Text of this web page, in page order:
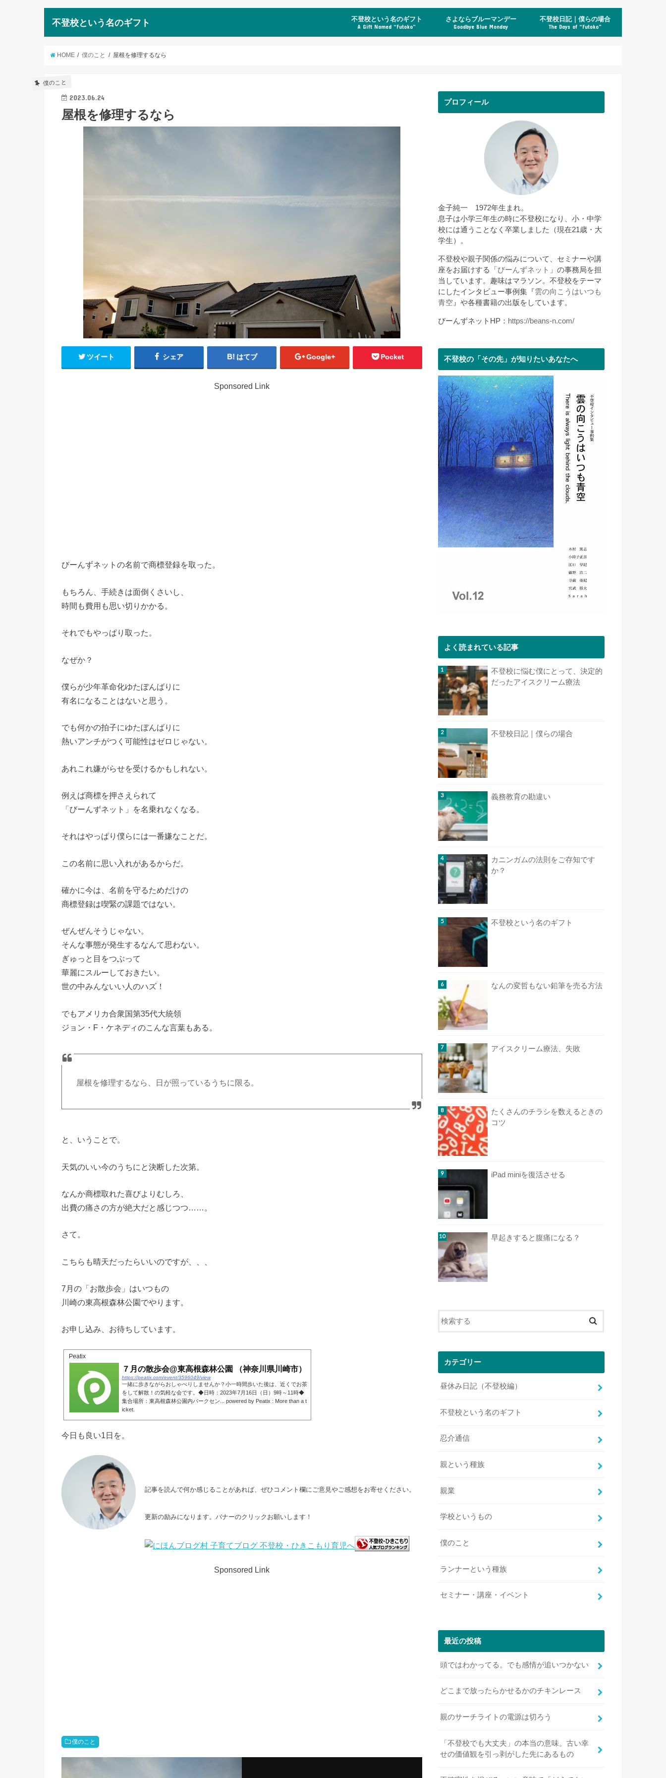
不登校という名のギフト 不登校という名のギフト
A Gift Named “Futoko”
さよならブルーマンデー
Goodbye Blue Monday
不登校日記｜僕らの場合
The Days of “Futoko”
HOME 僕のこと 屋根を修理するなら
僕のこと
2023.06.24
屋根を修理するなら
ツイート シェア はてブ Google+ Pocket
Sponsored Link
びーんずネットの名前で商標登録を取った。
もちろん、手続きは面倒くさいし、
時間も費用も思い切りかかる。
それでもやっぱり取った。
なぜか？
僕らが少年革命化ゆたぼんばりに
有名になることはないと思う。
でも何かの拍子にゆたぼんばりに
熱いアンチがつく可能性はゼロじゃない。
あれこれ嫌がらせを受けるかもしれない。
例えば商標を押さえられて
「びーんずネット」を名乗れなくなる。
それはやっぱり僕らには一番嫌なことだ。
この名前に思い入れがあるからだ。
確かに今は、名前を守るためだけの
商標登録は喫緊の課題ではない。
ぜんぜんそうじゃない。
そんな事態が発生するなんて思わない。
ぎゅっと目をつぶって
華麗にスルーしておきたい。
世の中みんないい人のハズ！
でもアメリカ合衆国第35代大統領
ジョン・F・ケネディのこんな言葉もある。
屋根を修理するなら、日が照っているうちに限る。
と、いうことで。
天気のいい今のうちにと決断した次第。
なんか商標取れた喜びよりむしろ、
出費の痛さの方が絶大だと感じつつ……。
さて。
こちらも晴天だったらいいのですが、、、
7月の「お散歩会」はいつもの
川崎の東高根森林公園でやります。
お申し込み、お待ちしています。
Peatix
７月の散歩会@東高根森林公園 （神奈川県川崎市）
https://peatix.com/event/3596049/view
一緒に歩きながらおしゃべりしませんか？小一時間歩いた後は、近くでお茶
をして解散！の気軽な会です。◆日時：2023年7月16日（日）9時～11時◆
集合場所：東高根森林公園内パークセン... powered by Peatix : More than a t
icket.
今日も良い1日を。
記事を読んで何か感じることがあれば、ぜひコメント欄にご意見やご感想をお寄せください。
更新の励みになります。バナーのクリックお願いします！
Sponsored Link
僕のこと
プロフィール
金子純一 1972年生まれ。
息子は小学三年生の時に不登校になり、小・中学
校には通うことなく卒業しました（現在21歳・大
学生）。
不登校や親子関係の悩みについて、セミナーや講
座をお届けする「 びーんずネット 」の事務局を担
当しています。趣味はマラソン。不登校をテーマ
にしたインタビュー事例集『雲の向こうはいつも
青空 』や各種書籍の出版をしています。
びーんずネットHP： https://beans-n.com/
不登校の「その先」が知りたいあなたへ
よく読まれている記事
不登校に悩む僕にとって、決定的
だったアイスクリーム療法
不登校日記｜僕らの場合
義務教育の勘違い
カニンガムの法則をご存知です
か？
不登校という名のギフト
なんの変哲もない鉛筆を売る方法
アイスクリーム療法、失敗
たくさんのチラシを数えるときの
コツ
iPad miniを復活させる
早起きすると腹痛になる？
カテゴリー
昼休み日記（不登校編）
不登校という名のギフト
忍介通信
親という種族
親業
学校というもの
僕のこと
ランナーという種族
セミナー・講座・イベント
最近の投稿
頭ではわかってる。でも感情が追いつかない
どこまで放ったらかせるかのチキンレース
親のサーチライトの電源は切ろう
「不登校でも大丈夫」の本当の意味。古い幸
せの価値観を引っ剥がした先にあるもの